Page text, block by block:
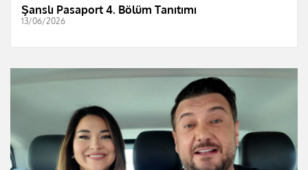
Şanslı Pasaport 4. Bölüm Tanıtımı
13/06/2026